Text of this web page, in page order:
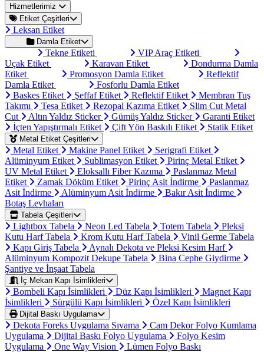
Hizmetlerimiz
Etiket Çeşitleri
Leksan Etiket
Damla Etiket
Tekne Etiketi
VIP Araç Etiketi
Uçak Etiket
Karavan Etiket
Dondurma Damla
Etiket
Promosyon Damla Etiket
Reflektif
Damla Etiket
Fosforlu Damla Etiket
Baskes Etiket
Şeffaf Etiket Reflektif Etiket
Membran Tuş
Takımı
Tesa Etiket Rezopal Kazıma Etiket
Slim Cut Metal
Cut
Altın Yaldız Sticker Gümüş Yaldız Sticker
Garanti Etiket
İçten Yapıştırmalı Etiket
Çift Yön Baskılı Etiket Statik Etiket
Metal Etiket Çeşitleri
Metal Etiket Makine Panel Etiket
Serigrafi Etiket
Alüminyum Etiket
Sublimasyon Etiket
Pirinç Metal Etiket
UV Metal Etiket
Eloksallı Fiber Kazıma
Paslanmaz Metal
Etiket
Zamak Döküm Etiket Pirinç Asit İndirme
Paslanmaz
Asit İndirme
Alüminyum Asit İndirme
Bakır Asit İndirme
Botaş Levhaları
Tabela Çeşitleri
Lightbox Tabela Neon Led Tabela Totem Tabela
Pleksi
Kutu Harf Tabela
Krom Kutu Harf Tabela
Vinil Germe Tabela
Kapı Giriş Tabela
Aynalı Dekota ve Pleksi Kesim Harf
Alüminyum Kompozit Dekupe Tabela
Bina Cephe Giydirme
Şantiye ve İnşaat Tabela
İç Mekan Kapı İsimlikleri
Bombeli Kapı İsimlikleri Düz Kapı İsimlikleri
Magnet Kapı
İsimlikleri
Sürgülü Kapı İsimlikleri Özel Kapı İsimlikleri
Dijital Baskı Uygulama
Dekota Foreks Uygulama Sıvama
Cam Dekor Folyo Kumlama
Uygulama
Dijital Baskı Folyo Uygulama
Folyo Kesim
Uygulama
One Way Vision Lümen Folyo Baskı